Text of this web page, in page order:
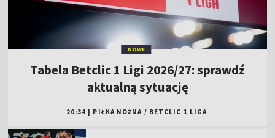
NOWE
Tabela Betclic 1 Ligi 2026/27: sprawdź
aktualną sytuację
20:34 PIŁKA NOŻNA / BETCLIC 1 LIGA